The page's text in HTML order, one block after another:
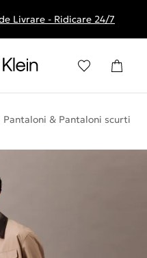
de peste 250 RON
Livrare - Ridicare 24/7
Pantaloni & Pantaloni scurti